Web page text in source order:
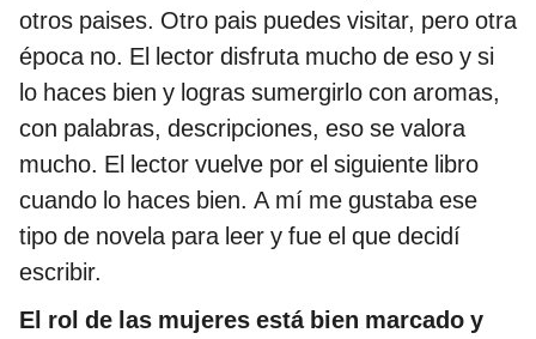
otros paises. Otro pais puedes visitar, pero otra
época no. El lector disfruta mucho de eso y si
lo haces bien y logras sumergirlo con aromas,
con palabras, descripciones, eso se valora
mucho. El lector vuelve por el siguiente libro
cuando lo haces bien. A mí me gustaba ese
tipo de novela para leer y fue el que decidí
escribir.
El rol de las mujeres está bien marcado y